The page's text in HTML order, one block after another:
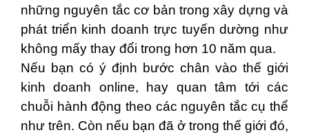
những nguyên tắc cơ bản trong xây dựng và
phát triển kinh doanh trực tuyến dường như
không mấy thay đổi trong hơn 10 năm qua.
Nếu bạn có ý định bước chân vào thế giới
kinh doanh online, hay quan tâm tới các
chuỗi hành động theo các nguyên tắc cụ thể
như trên. Còn nếu bạn đã ở trong thế giới đó,